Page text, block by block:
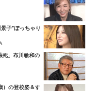
子”ぽっちゃり
死」布川敏和の
）の登校姿＆す